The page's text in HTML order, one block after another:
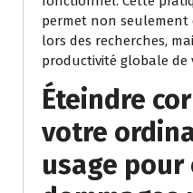
permet non seulement
lors des recherches,
productivité globale
Éteindre
votre
usage